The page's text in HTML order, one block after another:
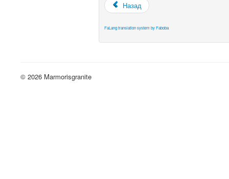
Назад
FaLang translation system by Faboba
© 2026 Marmorisgranite